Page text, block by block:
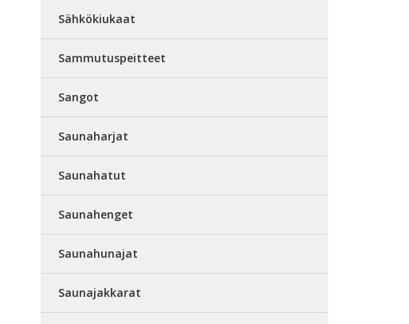
Sähkökiukaat
Sammutuspeitteet
Sangot
Saunaharjat
Saunahatut
Saunahenget
Saunahunajat
Saunajakkarat